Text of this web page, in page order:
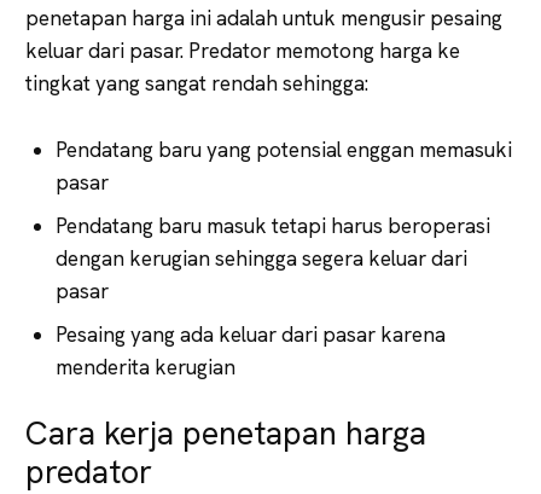
penetapan harga ini adalah untuk mengusir pesaing
keluar dari pasar. Predator memotong harga ke
tingkat yang sangat rendah sehingga:
Pendatang baru yang potensial enggan memasuki
pasar
Pendatang baru masuk tetapi harus beroperasi
dengan kerugian sehingga segera keluar dari
pasar
Pesaing yang ada keluar dari pasar karena
menderita kerugian
Cara kerja penetapan harga
predator